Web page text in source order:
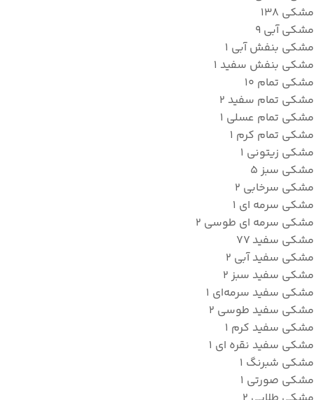
مشکی 138
مشکی آبی 9
مشکی بنفش آبی 1
مشکی بنفش سفید 1
مشکی تمام 10
مشکی تمام سفید 2
مشکی تمام عسلی 1
مشکی تمام کرم 1
مشکی زیتونی 1
مشکی سبز 5
مشکی سرخابی 2
مشکی سرمه ای 1
مشکی سرمه ای طوسی 2
مشکی سفید 77
مشکی سفید آبی 2
مشکی سفید سبز 2
مشکی سفید سرمه‌ای 1
مشکی سفید طوسی 2
مشکی سفید کرم 1
مشکی سفید نقره ای 1
مشکی شبرنگ 1
مشکی صورتی 1